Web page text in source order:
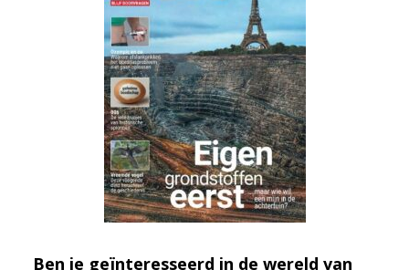
Ben je geïnteresseerd in de wereld van